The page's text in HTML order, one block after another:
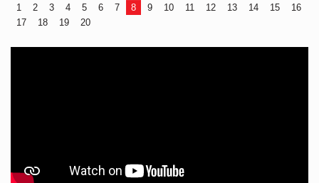
1 2 3 4 5 6 7 8 9 10 11 12 13 14 15
16
17
18 19 20